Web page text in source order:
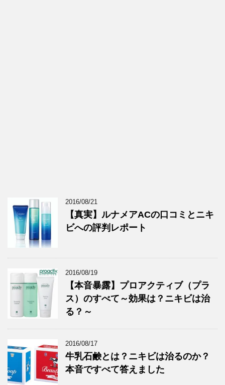
2016/08/21
【真実】ルナメアACの口コミとニキ
ビへの評判レポート
2016/08/19
【本音暴露】プロアクティブ（プラ
ス）のすべて～効果は？ニキビは治
る？～
2016/08/17
牛乳石鹸とは？ニキビは治るのか？
本音ですべて答えました